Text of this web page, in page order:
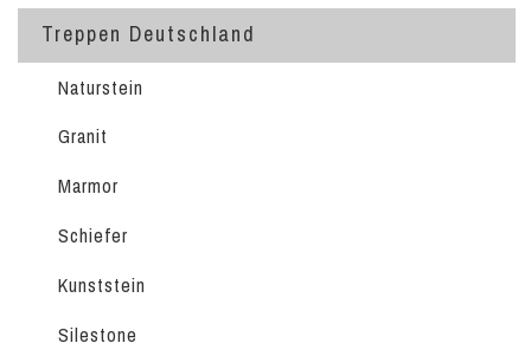
Treppen Deutschland
Naturstein
Granit
Marmor
Schiefer
Kunststein
Silestone